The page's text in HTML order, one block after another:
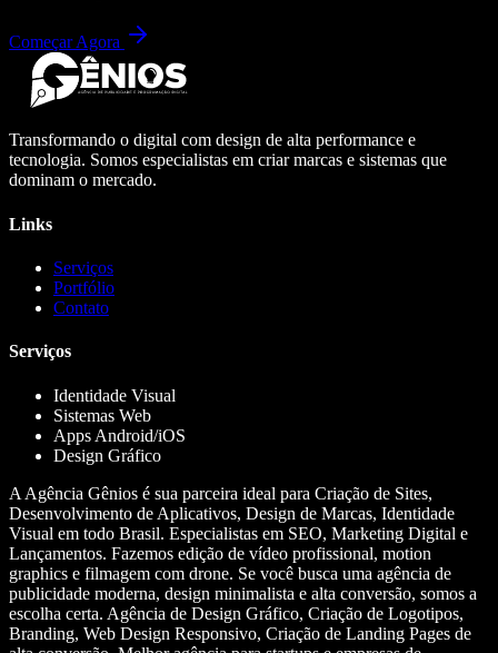
Começar Agora
Transformando o digital com design de alta performance e
tecnologia. Somos especialistas em criar marcas e sistemas que
dominam o mercado.
Links
Serviços
Portfólio
Contato
Serviços
Identidade Visual
Sistemas Web
Apps Android/iOS
Design Gráfico
A Agência Gênios é sua parceira ideal para Criação de Sites,
Desenvolvimento de Aplicativos, Design de Marcas, Identidade
Visual em todo Brasil. Especialistas em SEO, Marketing Digital e
Lançamentos. Fazemos edição de vídeo profissional, motion
graphics e filmagem com drone. Se você busca uma agência de
publicidade moderna, design minimalista e alta conversão, somos a
escolha certa. Agência de Design Gráfico, Criação de Logotipos,
Branding, Web Design Responsivo, Criação de Landing Pages de